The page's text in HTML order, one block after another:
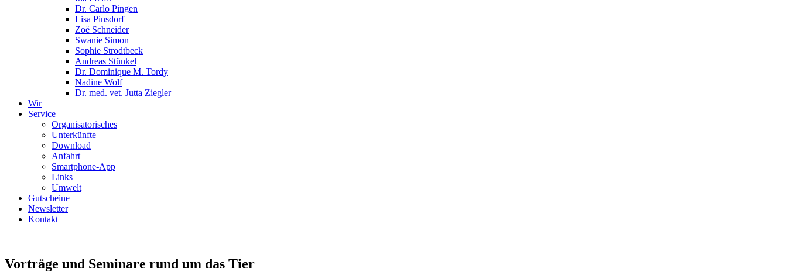
Dr. Carlo Pingen
Lisa Pinsdorf
Zoë Schneider
Swanie Simon
Sophie Strodtbeck
Andreas Stünkel
Dr. Dominique M. Tordy
Nadine Wolf
Dr. med. vet. Jutta Ziegler
Wir
Service
Organisatorisches
Unterkünfte
Download
Anfahrt
Smartphone-App
Links
Umwelt
Gutscheine
Newsletter
Kontakt
Vorträge und Seminare rund um das Tier